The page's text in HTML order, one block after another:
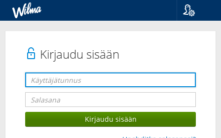
Kirjaudu sisään